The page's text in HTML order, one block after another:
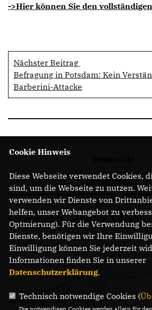
->Hier können Sie den
Nächster Beitrag
Befragung in Potsdam: Kein
Barberini-Attacke
Steeven Bretz MdL
Gregor-Mendel-Straße 3
Cookie Hinweis
Diese Webseite verwendet Cookies,
sind, um die Webseite zu nutzen.
verwenden wir Dienste von
helfen, unser Webangebot zu
Optmierung). Für die Verwendung
Dienste, benötigen wir Ihre
Einwilligung können Sie jederzeit
Informationen finden Sie in unserer
Datenschutzerklärung.
Technisch notwendige Cookies (